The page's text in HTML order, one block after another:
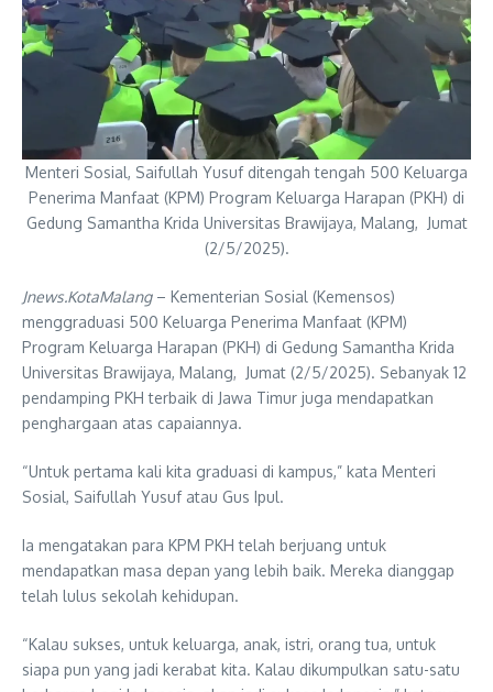
Menteri Sosial, Saifullah Yusuf ditengah tengah 500 Keluarga
Penerima Manfaat (KPM) Program Keluarga Harapan (PKH) di
Gedung Samantha Krida Universitas Brawijaya, Malang, Jumat
(2/5/2025).
Jnews.KotaMalang– Kementerian Sosial (Kemensos)
menggraduasi 500 Keluarga Penerima Manfaat (KPM)
Program Keluarga Harapan (PKH) di Gedung Samantha Krida
Universitas Brawijaya, Malang, Jumat (2/5/2025). Sebanyak 12
pendamping PKH terbaik di Jawa Timur juga mendapatkan
penghargaan atas capaiannya.
“Untuk pertama kali kita graduasi di kampus,” kata Menteri
Sosial, Saifullah Yusuf atau Gus Ipul.
Ia mengatakan para KPM PKH telah berjuang untuk
mendapatkan masa depan yang lebih baik. Mereka dianggap
telah lulus sekolah kehidupan.
“Kalau sukses, untuk keluarga, anak, istri, orang tua, untuk
siapa pun yang jadi kerabat kita. Kalau dikumpulkan satu-satu